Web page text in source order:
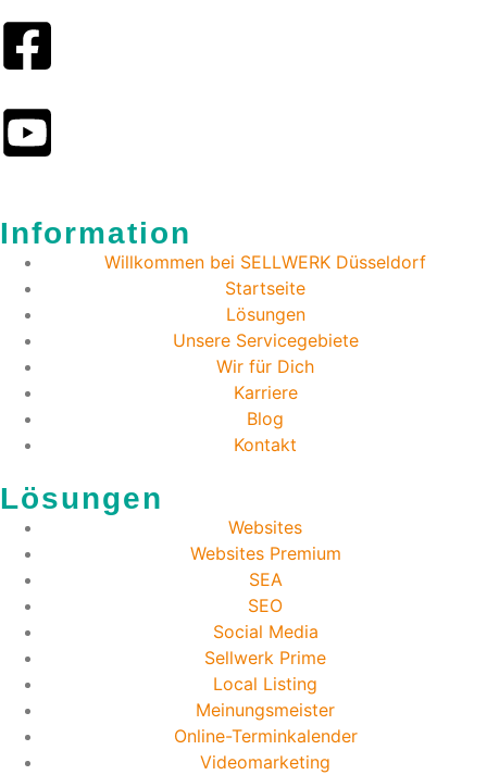
Information
Willkommen bei SELLWERK Düsseldorf
Startseite
Lösungen
Unsere Servicegebiete
Wir für Dich
Karriere
Blog
Kontakt
Lösungen
Websites
Websites Premium
SEA
SEO
Social Media
Sellwerk Prime
Local Listing
Meinungsmeister
Online-Terminkalender
Videomarketing